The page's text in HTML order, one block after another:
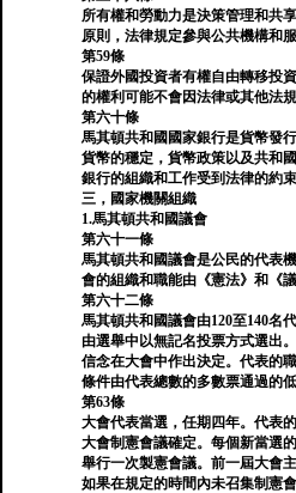
所有權和勞動力是決策管理和共
原則，法律規定參與公共機構和
第59條
保證外國投資者有權自由轉移投
的權利可能不會因法律或其他法規
第六十條
馬其頓共和國國家銀行是貨幣發
貨幣的穩定，貨幣政策以及共和
銀行的組織和工作受到法律的約束
三，國家機關組織
1.馬其頓共和國議會
第六十一條
馬其頓共和國議會是公民的代表
會的組織和職能由《憲法》和《
第六十二條
馬其頓共和國議會由120至140名
由選舉中以無記名投票方式選出
信念在大會中作出決定。代表的
條件由代表總數的多數票通過的低
第63條
大會代表當選，任期四年。代表
大會制憲會議確定。每個新當選
舉行一次製憲會議。前一屆大會
如果在規定的時間內未召集制憲